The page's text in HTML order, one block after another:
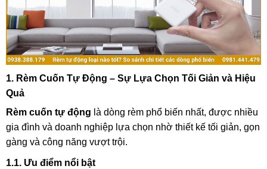
1. Rèm Cuốn Tự Động – Sự Lựa Chọn Tối Giản và Hiệu
Quả
Rèm cuốn tự động là dòng rèm phổ biến nhất, được nhiều
gia đình và doanh nghiệp lựa chọn nhờ thiết kế tối giản, gọn
gàng và công năng vượt trội.
1.1. Ưu điểm nổi bật